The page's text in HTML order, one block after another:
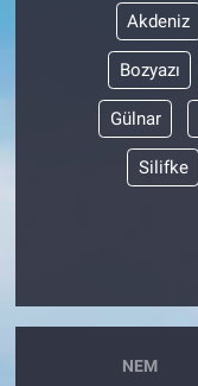
Akdeniz
Bozyazı
Gülnar
Silifke
NEM